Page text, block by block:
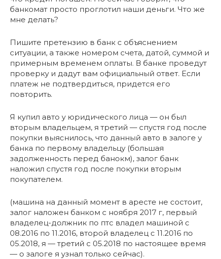
банкомат просто проглотил наши деньги. Что же
мне делать?
Пишите претензию в банк с объяснением
ситуации, а также номером счета, датой, суммой и
примерным временем оплаты. В банке проведут
проверку и дадут вам официальный ответ. Если
платеж не подтвердиться, придется его
повторить.
Я купил авто у юридического лица — он был
вторым владельцем, я третий — спустя год после
покупки выяснилось, что данный авто в залоге у
банка по первому владельцу (большая
задолженность перед банокм), залог банк
наложил спустя год после покупки вторым
покупателем.
(машина на данный момент в аресте не состоит,
залог наложен банком с ноября 2017 г, первый
владелец-должник по птс владел машиной с
08.2016 по 11.2016, второй владелец с 11.2016 по
05.2018, я — третий с 05.2018 по настоящее время
— о залоге я узнал только сейчас).